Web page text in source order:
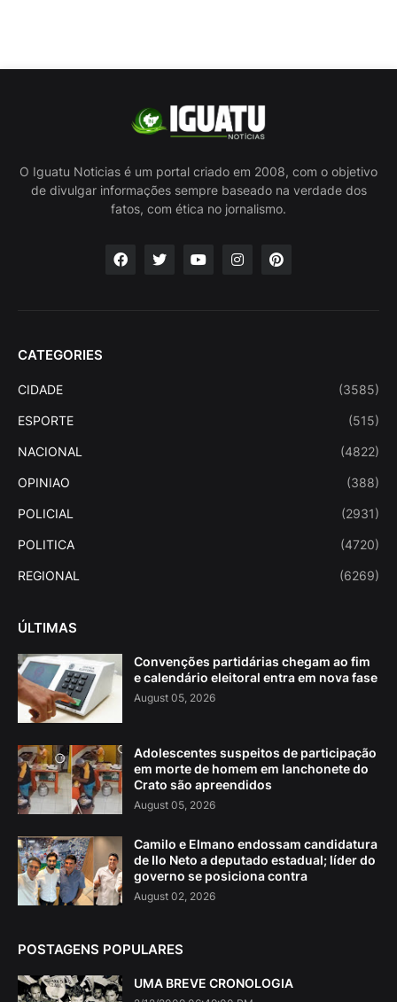
O Iguatu Noticias é um portal criado em 2008, com o objetivo
de divulgar informações sempre baseado na verdade dos
fatos, com ética no jornalismo.
CATEGORIES
CIDADE (3585)
ESPORTE (515)
NACIONAL (4822)
OPINIAO (388)
POLICIAL (2931)
POLITICA (4720)
REGIONAL (6269)
ÚLTIMAS
Convenções partidárias chegam ao fim
e calendário eleitoral entra em nova fase
August 05, 2026
Adolescentes suspeitos de participação
em morte de homem em lanchonete do
Crato são apreendidos
August 05, 2026
Camilo e Elmano endossam candidatura
de Ilo Neto a deputado estadual; líder do
governo se posiciona contra
August 02, 2026
POSTAGENS POPULARES
UMA BREVE CRONOLOGIA